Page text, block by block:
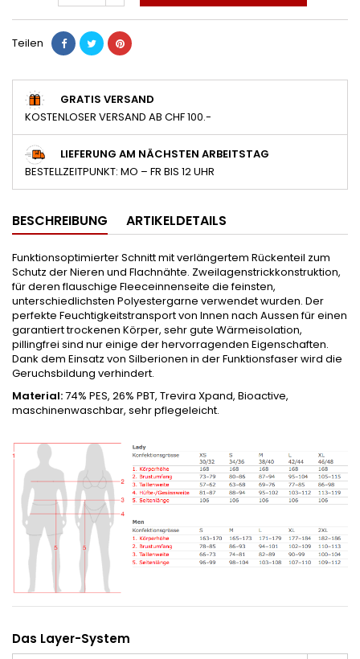
Teilen
GRATIS VERSAND
KOSTENLOSER VERSAND AB CHF 100.-
LIEFERUNG AM NÄCHSTEN ARBEITSTAG
BESTELLZEITPUNKT: MO – FR BIS 12 UHR
BESCHREIBUNG ARTIKELDETAILS
Funktionsoptimierter Schnitt mit verlängertem Rückenteil zum
Schutz der Nieren und Flachnähte. Zweilagenstrickkonstruktion,
für deren flauschige Fleeceinnenseite die feinsten,
unterschiedlichsten Polyestergarne verwendet wurden. Der
perfekte Feuchtigkeitstransport von Innen nach Aussen für einen
garantiert trockenen Körper, sehr gute Wärmeisolation,
pillingfrei sind nur einige der hervorragenden Eigenschaften.
Dank dem Einsatz von Silberionen in der Funktionsfaser wird die
Geruchsbildung verhindert.
Material:74% PES, 26% PBT, Trevira Xpand, Bioactive,
maschinenwaschbar, sehr pflegeleicht.
Das Layer-System